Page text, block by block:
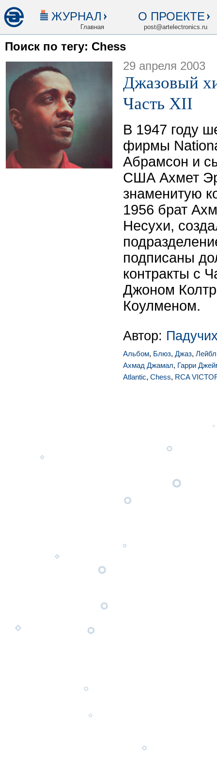
ЖУРНАЛ
Главная
О ПРОЕКТЕ
post@artelectronics.ru
Поиск по тегу: Chess
29 апреля 2003
Джазовый
Часть XII
В 1947 году
фирмы
Абрамсон и
США Ахмет
знаменитую
1956 брат
Несухи,
подписаны
контракты с
Джоном
Коулменом.
Автор:
Альбом, Блюз, Джаз, Лейбл
Ахмад Джамал, Гарри
Atlantic, Chess, RCA